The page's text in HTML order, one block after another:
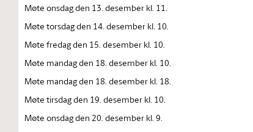
Møte onsdag den 13. desember kl. 11.
Møte torsdag den 14. desember kl. 10.
Møte fredag den 15. desember kl. 10.
Møte mandag den 18. desember kl. 10.
Møte mandag den 18. desember kl. 18.
Møte tirsdag den 19. desember kl. 10.
Møte onsdag den 20. desember kl. 9.